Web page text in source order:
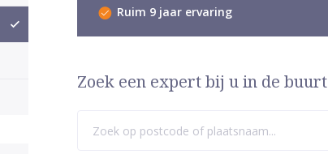
Ruim 9 jaar ervaring
Zoek een expert bij u in de buurt